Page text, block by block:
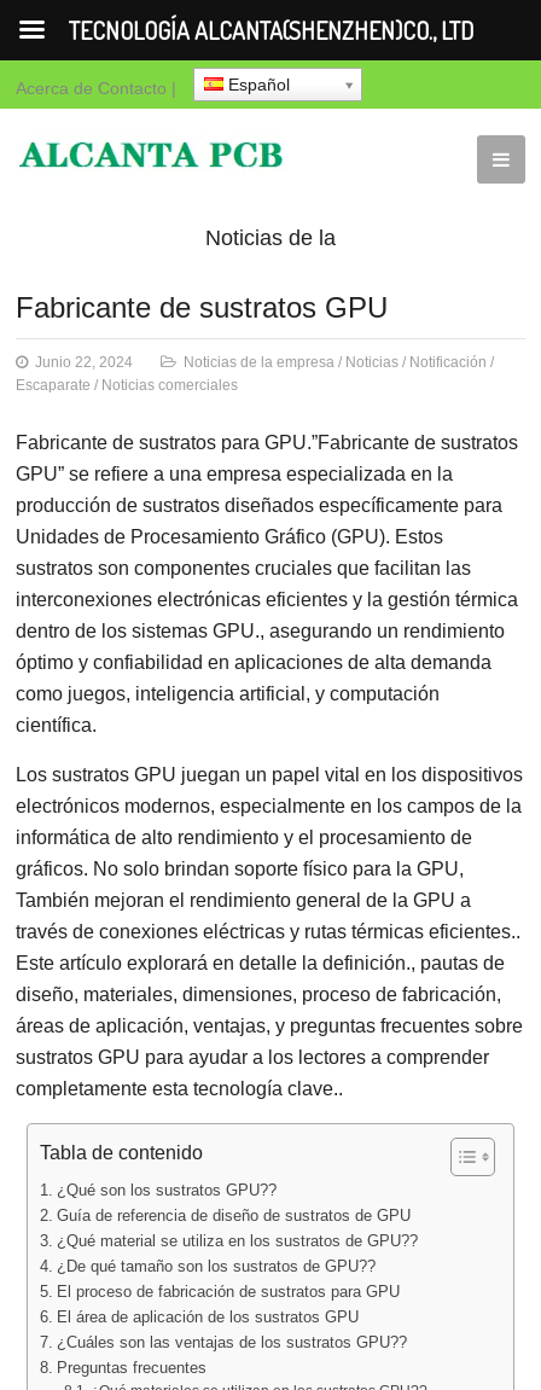
Acerca de Contacto | Español
Noticias de la
empresa Noticias Notificación
Fabricante de sustratos GPU
Junio 22, 2024 Noticias de la empresa / Noticias / Notificación /
Escaparate / Noticias comerciales
Fabricante de sustratos para GPU.”Fabricante de sustratos
GPU” se refiere a una empresa especializada en la
producción de sustratos diseñados específicamente para
Unidades de Procesamiento Gráfico (GPU). Estos
sustratos son componentes cruciales que facilitan las
interconexiones electrónicas eficientes y la gestión térmica
dentro de los sistemas GPU., asegurando un rendimiento
óptimo y confiabilidad en aplicaciones de alta demanda
como juegos, inteligencia artificial, y computación
científica.
Los sustratos GPU juegan un papel vital en los dispositivos
electrónicos modernos, especialmente en los campos de la
informática de alto rendimiento y el procesamiento de
gráficos. No solo brindan soporte físico para la GPU,
También mejoran el rendimiento general de la GPU a
través de conexiones eléctricas y rutas térmicas eficientes..
Este artículo explorará en detalle la definición., pautas de
diseño, materiales, dimensiones, proceso de fabricación,
áreas de aplicación, ventajas, y preguntas frecuentes sobre
sustratos GPU para ayudar a los lectores a comprender
completamente esta tecnología clave..
Tabla de contenido
¿Qué son los sustratos GPU??
Guía de referencia de diseño de sustratos de GPU
¿Qué material se utiliza en los sustratos de GPU??
¿De qué tamaño son los sustratos de GPU??
El proceso de fabricación de sustratos para GPU
El área de aplicación de los sustratos GPU
¿Cuáles son las ventajas de los sustratos GPU??
Preguntas frecuentes
TECNOLOGÍA ALCANTA(SHENZHEN)CO., LTD